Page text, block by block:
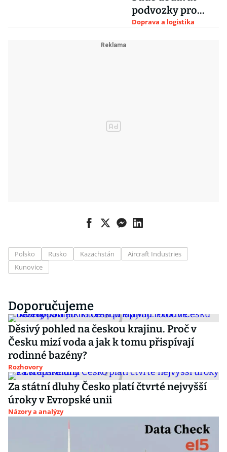
podvozky pro
kunovické
Doprava a logistika
Polsko Rusko Kazachstán
Aircraft Industries
Kunovice
Doporučujeme
Děsivý pohled na českou krajinu. Proč v
Česku mizí voda a jak k tomu přispívají
rodinné bazény?
Rozhovory
Za státní dluhy Česko platí čtvrté nejvyšší
úroky v Evropské unii
Názory a analýzy